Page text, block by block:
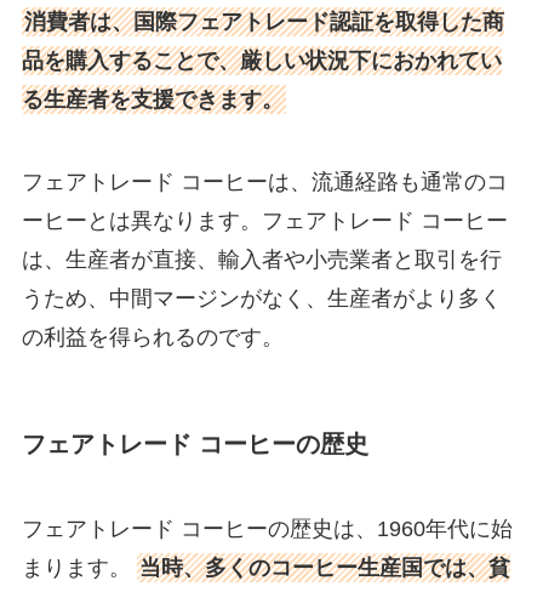
消費者は、国際フェアトレード認証を取得した商
品を購入することで、厳しい状況下におかれてい
る生産者を支援できます。
フェアトレード コーヒーは、流通経路も通常のコ
ーヒーとは異なります。フェアトレード コーヒー
は、生産者が直接、輸入者や小売業者と取引を行
うため、中間マージンがなく、生産者がより多く
の利益を得られるのです。
フェアトレード コーヒーの歴史
フェアトレード コーヒーの歴史は、1960年代に始
まります。 当時、多くのコーヒー生産国では、貧